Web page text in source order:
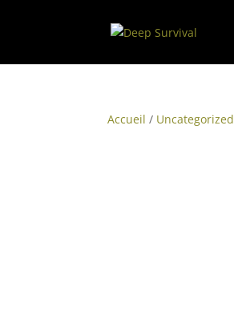
Accueil / Uncategorized